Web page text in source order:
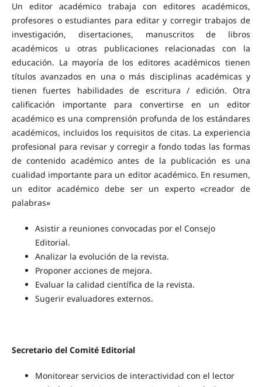
Un editor académico trabaja con editores académicos,
profesores o estudiantes para editar y corregir trabajos de
investigación, disertaciones, manuscritos de libros
académicos u otras publicaciones relacionadas con la
educación. La mayoría de los editores académicos tienen
títulos avanzados en una o más disciplinas académicas y
tienen fuertes habilidades de escritura / edición. Otra
calificación importante para convertirse en un editor
académico es una comprensión profunda de los estándares
académicos, incluidos los requisitos de citas. La experiencia
profesional para revisar y corregir a fondo todas las formas
de contenido académico antes de la publicación es una
cualidad importante para un editor académico. En resumen,
un editor académico debe ser un experto «creador de
palabras»
Asistir a reuniones convocadas por el Consejo
Editorial.
Analizar la evolución de la revista.
Proponer acciones de mejora.
Evaluar la calidad científica de la revista.
Sugerir evaluadores externos.
Secretario del Comité Editorial
Monitorear servicios de interactividad con el lector